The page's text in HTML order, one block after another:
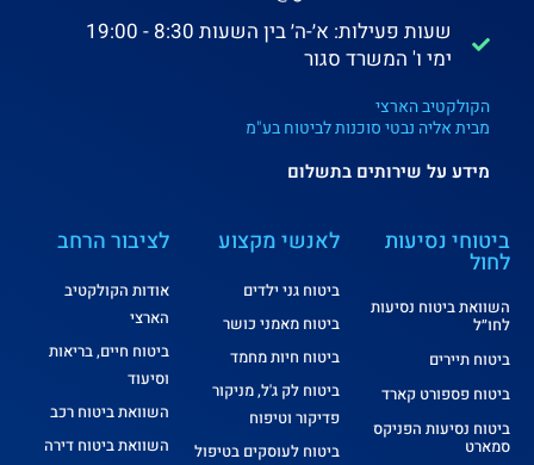
לציבור הרחב
אודות הקולקטיב
הארצי
ביטוח חיים, בריאות
וסיעוד
השוואת ביטוח רכב
השוואת ביטוח דירה
לאנשי מקצוע
ביטוח גני ילדים
ביטוח מאמני כושר
ביטוח חיות מחמד
ביטוח לק ג'ל, מניקור
פדיקור וטיפוח
ביטוח לעוסקים בטיפול
ביטוחי נסיעות
לחול
השוואת ביטוח נסיעות
לחו״ל
ביטוח תיירים
ביטוח פספורט קארד
ביטוח נסיעות הפניקס
סמארט
שעות פעילות: א׳-ה׳ בין השעות 8:30 - 19:00
ימי ו' המשרד סגור
הקולקטיב הארצי
מבית אליה נבטי סוכנות לביטוח בע"מ
מידע על שירותים בתשלום